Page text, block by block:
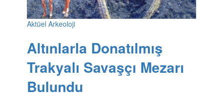
Aktüel Arkeoloji
Altınlarla Donatılmış
Trakyalı Savaşçı Mezarı
Bulundu